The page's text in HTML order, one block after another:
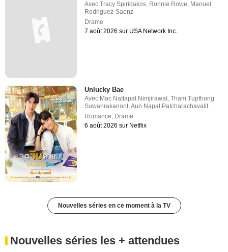
AvecTracy Spiridakos, Ronnie Rowe, Manuel
Rodriguez-Saenz
Drame
7 août 2026 sur USA Network Inc.
Unlucky Bae
Avec Mac Nattapat Nimjirawat,Tham Tupthong
Suwanrakanont,Aun Napat Patcharachavalit
Romance, Drame
6 août 2026 sur Netflix
Nouvelles séries en ce moment à la TV
Nouvelles séries les + attendues